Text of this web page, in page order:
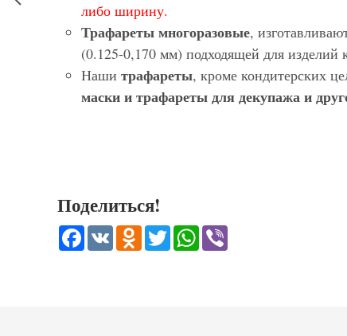
либо ширину.
Трафареты многоразовые,
(0.125-0,170 мм) подходящей для
Наши трафареты, кроме кондитерских
маски и трафареты для декупажа и
Поделиться!
Facebook
VK Odnoklassniki
TwitterWhatsApp